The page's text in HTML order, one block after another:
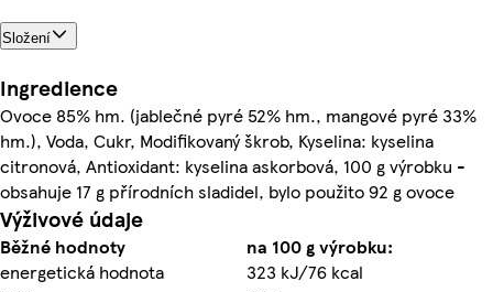
Složení
Ingredience
Ovoce 85% hm. (jablečné pyré 52% hm., mangové pyré 33%
hm.), Voda, Cukr, Modifikovaný škrob, Kyselina: kyselina
citronová, Antioxidant: kyselina askorbová, 100 g výrobku -
obsahuje 17 g přírodních sladidel, bylo použito 92 g ovoce
Výživové údaje
Běžné hodnoty
na 100 g výrobku:
energetická hodnota
323 kJ/76 kcal